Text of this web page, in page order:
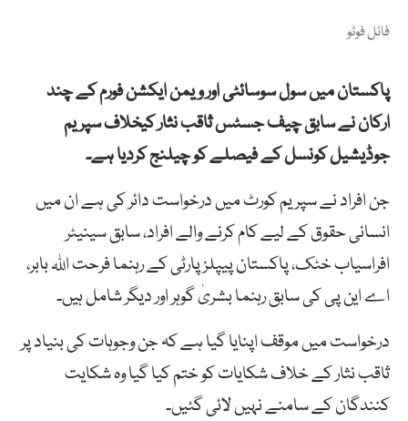
فائل فوٹو
پاکستان میں سول سوسائٹی اور ویمن ایکشن فورم کے چند
ارکان نے سابق چیف جسٹس ثاقب نثار کیخلاف سپریم
جوڈیشیل کونسل کے فیصلے کو چیلنج کردیا ہے۔
جن افراد نے سپریم کورٹ میں درخواست دائر کی ہے ان میں
انسانی حقوق کے لیے کام کرنے والے افراد، سابق سینیٹر
افراسیاب خٹک، پاکستان پیپلز پارٹی کے رہنما فرحت اللہ بابر،
اے این پی کی سابق رہنما بشریٰ گوہر اور دیگر شامل ہیں۔
درخواست میں موقف اپنایا گیا ہے کہ جن وجوہات کی بنیاد پر
ثاقب نثار کے خلاف شکایات کو ختم کیا گیا وہ شکایت
کنندگان کے سامنے نہیں لائی گئیں۔